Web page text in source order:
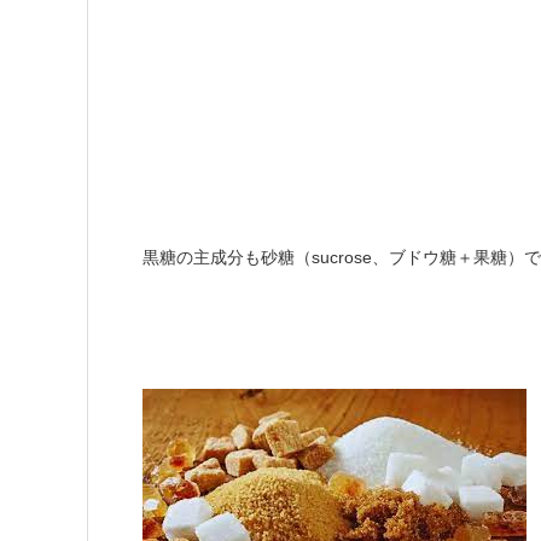
黒糖の主成分も砂糖（sucrose、ブドウ糖＋果糖）